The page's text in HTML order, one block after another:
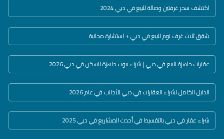
اكتشف سحر غرفتين وصالة للبيع في دبي 2024
شقق ثلاث غرف نوم للبيع في دبي + استشارة مجانية
عقارات جاهزة للبيع في دبي | شراء بيوت جاهزة للسكن في دبي 2026
الدليل الكامل لشراء العقارات في دبي للأجانب في عام 2026
شراء عقار في دبي بالتقسيط في أحدث المشاريع في دبي 2025